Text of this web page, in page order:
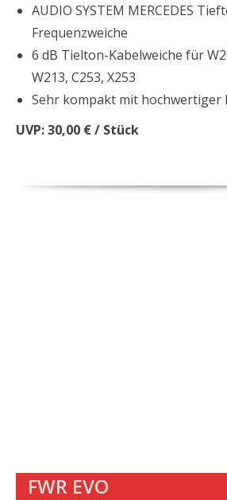
AUDIO SYSTEM MERCEDES
Frequenzweiche
6 dB Tielton-Kabelweiche für
W213, C253, X253
Sehr kompakt mit hochwertiger
UVP: 30,00 € / Stück
FWR EVO